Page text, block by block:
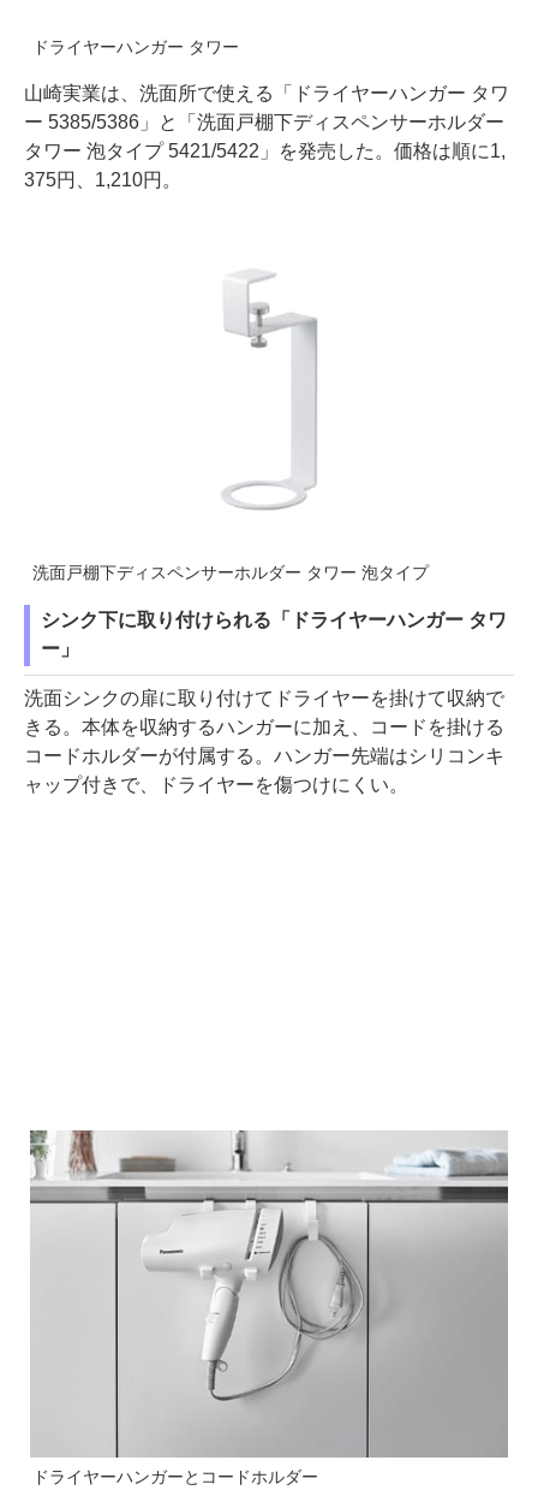
ドライヤーハンガー タワー
山崎実業は、洗面所で使える「ドライヤーハンガー タワ
ー 5385/5386」と「洗面戸棚下ディスペンサーホルダー
タワー 泡タイプ 5421/5422」を発売した。価格は順に1,
375円、1,210円。
洗面戸棚下ディスペンサーホルダー タワー 泡タイプ
シンク下に取り付けられる「ドライヤーハンガー タワ
ー」
洗面シンクの扉に取り付けてドライヤーを掛けて収納で
きる。本体を収納するハンガーに加え、コードを掛ける
コードホルダーが付属する。ハンガー先端はシリコンキ
ャップ付きで、ドライヤーを傷つけにくい。
ドライヤーハンガーとコードホルダー